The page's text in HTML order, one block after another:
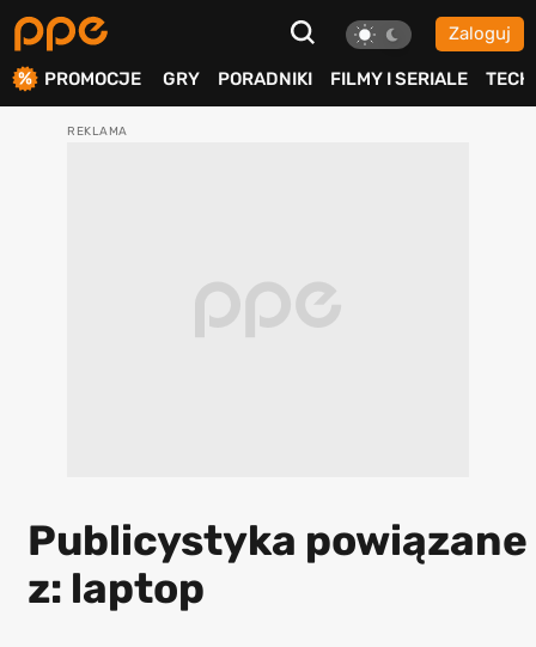
Zaloguj
PROMOCJE GRY PORADNIKI FILMY I SERIALE TECH
Publicystyka powiązane
z: laptop